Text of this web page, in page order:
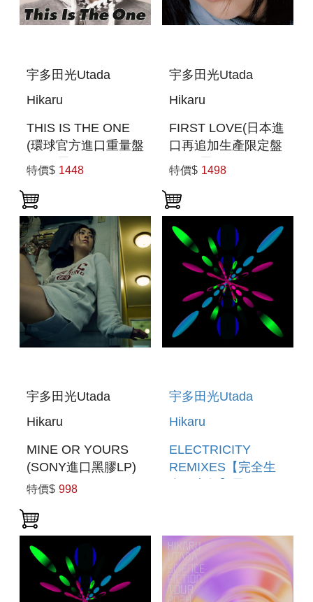
宇多田光Utada
Hikaru
THIS IS THE ONE
(環球官方進口重量盤
180G黑膠LP) (預購
至6/12 12:00止)
特價$ 1448
宇多田光Utada
Hikaru
FIRST LOVE(日本進
口再追加生產限定盤
180G黑膠2LP)
特價$ 1498
宇多田光Utada
Hikaru
MINE OR YOURS
(SONY進口黑膠LP)
特價$ 998
宇多田光Utada
Hikaru
ELECTRICITY
REMIXES【完全生
EDITION VINYL]